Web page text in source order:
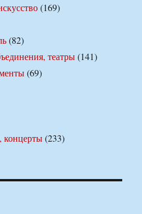
(169)
(82)
театры(141)
(69)
концерты(233)